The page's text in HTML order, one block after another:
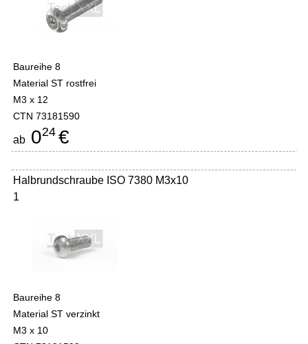
Baureihe 8
Material ST rostfrei
M3 x 12
CTN 73181590
ab 024 €
Halbrundschraube ISO 7380 M3x10
1
Baureihe 8
Material ST verzinkt
M3 x 10